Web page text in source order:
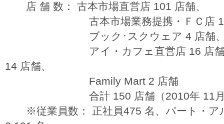
店 舗 数： 古本市場直営店 101 店舗、
古本市場業務提携・ＦＣ店 13
ブック･スクウェア 4 店舗
アイ・カフェ直営店 16 店舗、ア
14 店舗、
Family Mart 2 店舗
合計 150 店舗（2010年 11月
※従業員数： 正社員475 名、パート・ア